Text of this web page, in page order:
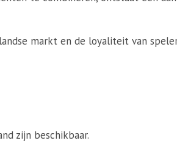
markt en de loyaliteit van
zijn beschikbaar.